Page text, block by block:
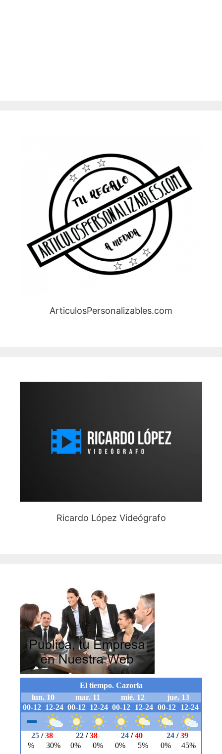
ArticulosPersonalizables.com
Ricardo López Videógrafo